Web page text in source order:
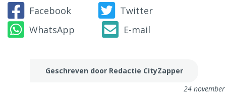
Facebook
Twitter
WhatsApp
E-mail
Geschreven door Redactie CityZapper
24